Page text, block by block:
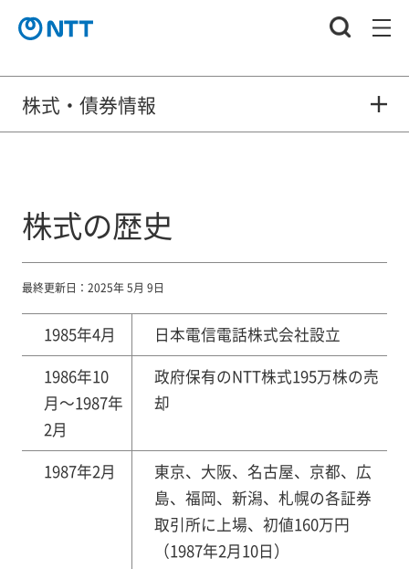
株式・債券情報
株式の歴史
最終更新日：2025年 5月 9日
1985年4月
日本電信電話株式会社設立
1986年10
月～1987年
2月
政府保有のNTT株式195万株の売
却
1987年2月
東京、大阪、名古屋、京都、広
島、福岡、新潟、札幌の各証券
取引所に上場、初値160万円
（1987年2月10日）